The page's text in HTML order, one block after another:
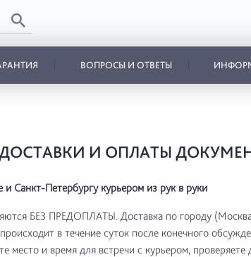
ВОПРОСЫ И ОТВЕТЫ
И ОПЛАТЫ
Санкт-Петербургу курьером из рук в руки
БЕЗ ПРЕДОПЛАТЫ. Доставка по городу
в течение суток после конечного
место и время для встречи с курьером, проверяете